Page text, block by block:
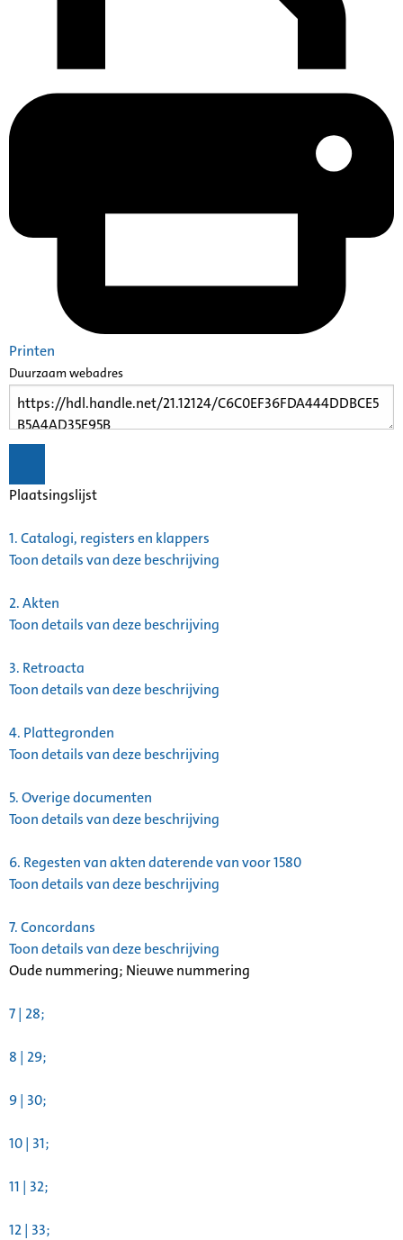
Printen
Duurzaam webadres
Plaatsingslijst
1.Catalogi, registers en klappers
Toon details van deze beschrijving
2.Akten
Toon details van deze beschrijving
3. Retroacta
Toon details van deze beschrijving
4. Plattegronden
Toon details van deze beschrijving
5.Overige documenten
Toon details van deze beschrijving
6. Regesten van akten daterende van voor 1580
Toon details van deze beschrijving
7.Concordans
Toon details van deze beschrijving
Oude nummering; Nieuwe nummering
7 | 28;
8 | 29;
9 | 30;
10 | 31;
11 | 32;
12 | 33;